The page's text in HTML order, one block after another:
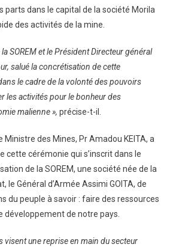
parts dans le capital de la société Morila
des activités de la mine.
SOREM et le Président Directeur général
salué la concrétisation de cette
le cadre de la volonté des pouvoirs
les activités pour le bonheur des
malienne », précise-t-il.
Ministre des Mines, Pr Amadou KEITA, a
cette cérémonie qui s’inscrit dans le
de la SOREM, une société née de la
le Général d’Armée Assimi GOITA, de
du peuple à savoir : faire des ressources
de notre pays.
visent une reprise en main du secteur